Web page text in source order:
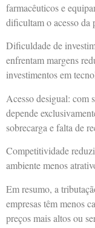
farmacêuticos e
dificultam o acesso da
Dificuldade de
enfrentam margens
investimentos em
Acesso desigual: com
depende
sobrecarga e falta de
Competitividade
ambiente menos
Em resumo, a
empresas têm menos
preços mais altos ou